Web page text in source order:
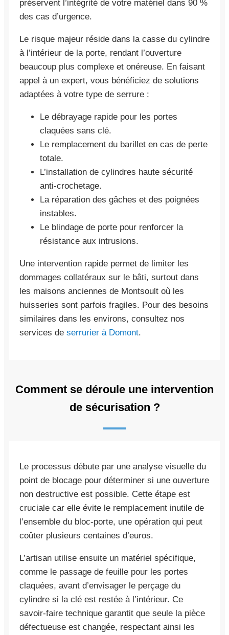
préservent l’intégrité de votre matériel dans 90 %
des cas d’urgence.
Le risque majeur réside dans la casse du cylindre
à l’intérieur de la porte, rendant l’ouverture
beaucoup plus complexe et onéreuse. En faisant
appel à un expert, vous bénéficiez de solutions
adaptées à votre type de serrure :
Le débrayage rapide pour les portes
claquées sans clé.
Le remplacement du barillet en cas de perte
totale.
L’installation de cylindres haute sécurité
anti-crochetage.
La réparation des gâches et des poignées
instables.
Le blindage de porte pour renforcer la
résistance aux intrusions.
Une intervention rapide permet de limiter les
dommages collatéraux sur le bâti, surtout dans
les maisons anciennes de Montsoult où les
huisseries sont parfois fragiles. Pour des besoins
similaires dans les environs, consultez nos
services de serrurier à Domont.
Comment se déroule une intervention
de sécurisation ?
Le processus débute par une analyse visuelle du
point de blocage pour déterminer si une ouverture
non destructive est possible. Cette étape est
cruciale car elle évite le remplacement inutile de
l’ensemble du bloc-porte, une opération qui peut
coûter plusieurs centaines d’euros.
L’artisan utilise ensuite un matériel spécifique,
comme le passage de feuille pour les portes
claquées, avant d’envisager le perçage du
cylindre si la clé est restée à l’intérieur. Ce
savoir-faire technique garantit que seule la pièce
défectueuse est changée, respectant ainsi les